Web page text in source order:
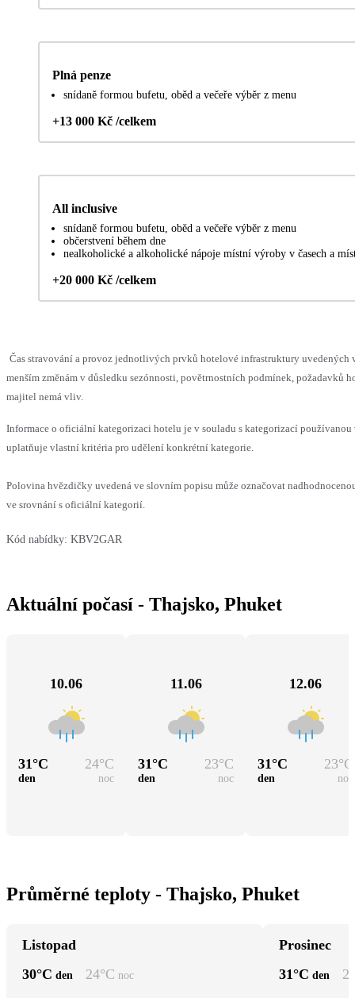
Plná penze
snídaně formou bufetu, oběd a večeře výběr z menu
+13 000 Kč /celkem
All inclusive
snídaně formou bufetu, oběd a večeře výběr z menu
občerstvení během dne
nealkoholické a alkoholické nápoje místní výroby v časech a
+20 000 Kč /celkem
Čas stravování a provoz jednotlivých prvků hotelové infrastruktury uvedených
menším změnám v důsledku sezónnosti, povětrnostních podmínek, požadavků
majitel nemá vliv.
Informace o oficiální kategorizaci hotelu je v souladu s kategorizací používanou
uplatňuje vlastní kritéria pro udělení konkrétní kategorie.
Polovina hvězdičky uvedená ve slovním popisu může označovat
ve srovnání s oficiální kategorií.
Kód nabídky: KBV2GAR
Aktuální počasí - Thajsko, Phuket
10.06
31°C 24°C
den noc
11.06
31°C 23°C
den noc
12.06
31°C 23°C
den noc
Průměrné teploty - Thajsko, Phuket
Listopad
30°C den 24°C noc
Prosinec
31°C den